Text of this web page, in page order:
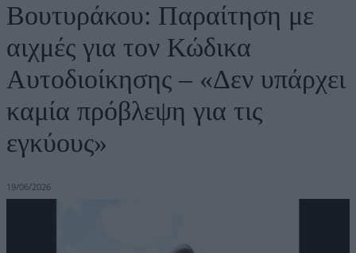
Βουτυράκου: Παραίτηση με
αιχμές για τον Κώδικα
Αυτοδιοίκησης – «Δεν υπάρχει
καμία πρόβλεψη για τις
εγκύους»
19/06/2026